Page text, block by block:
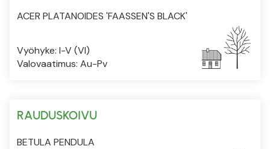
ACER PLATANOIDES 'FAASSEN'S BLACK'
Vyöhyke: I-V (VI)
Valovaatimus: Au-Pv
RAUDUSKOIVU
BETULA PENDULA